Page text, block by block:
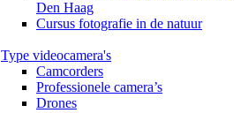
Den Haag
Cursus fotografie in de natuur
Type videocamera's
Camcorders
Professionele camera’s
Drones